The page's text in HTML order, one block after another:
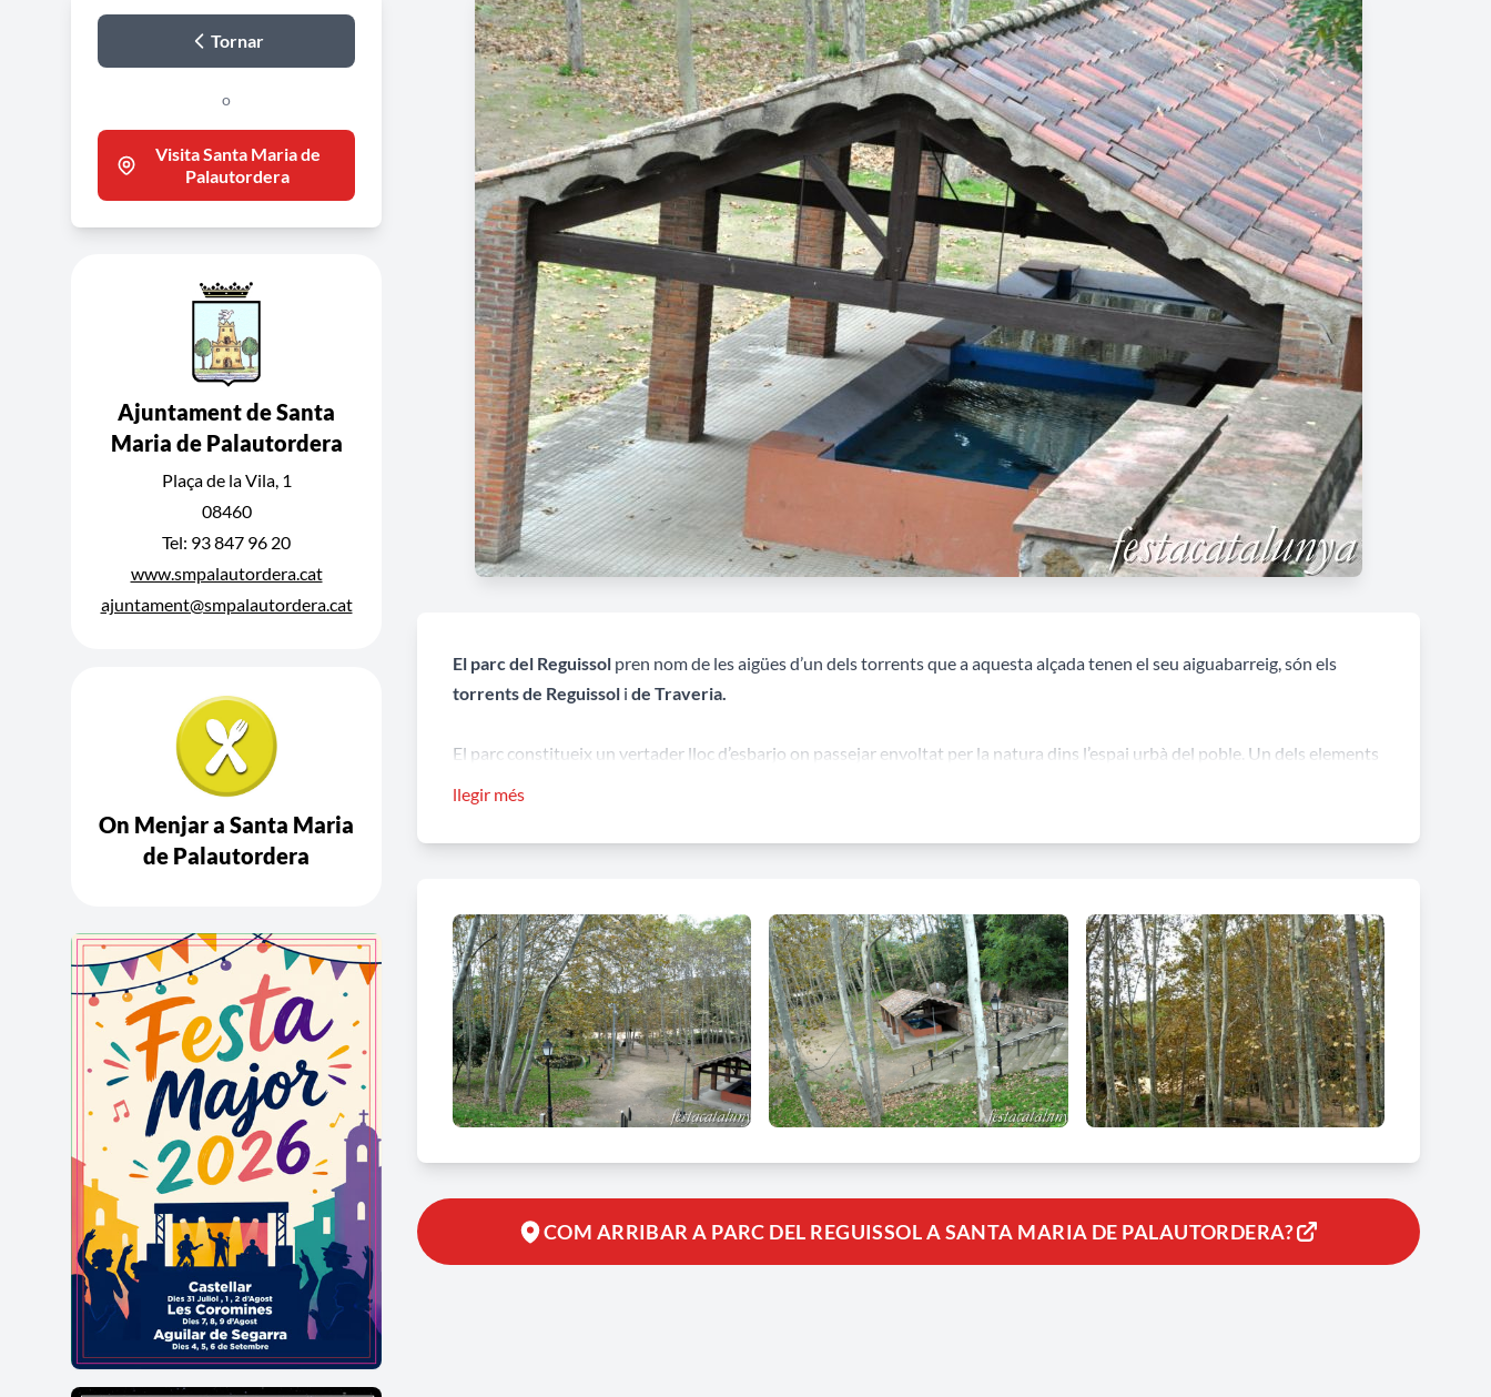
Tornar
o
Visita Santa Maria de
Palautordera
Ajuntament de Santa
Maria de Palautordera
Plaça de la Vila, 1
08460
Tel: 93 847 96 20
www.smpalautordera.cat
ajuntament@smpalautordera.cat
On Menjar a Santa Maria
de Palautordera
El parc del Reguissol pren nom de les aigües d’un dels torrents que a aquesta alçada tenen el seu aiguabarreig, són els
torrents de Reguissol i de Traveria.
El parc constitueix un vertader lloc d’esbarjo on passejar envoltat per la natura dins l’espai urbà del poble. Un dels elements
llegir més
COM ARRIBAR A PARC DEL REGUISSOL A SANTA MARIA DE PALAUTORDERA?